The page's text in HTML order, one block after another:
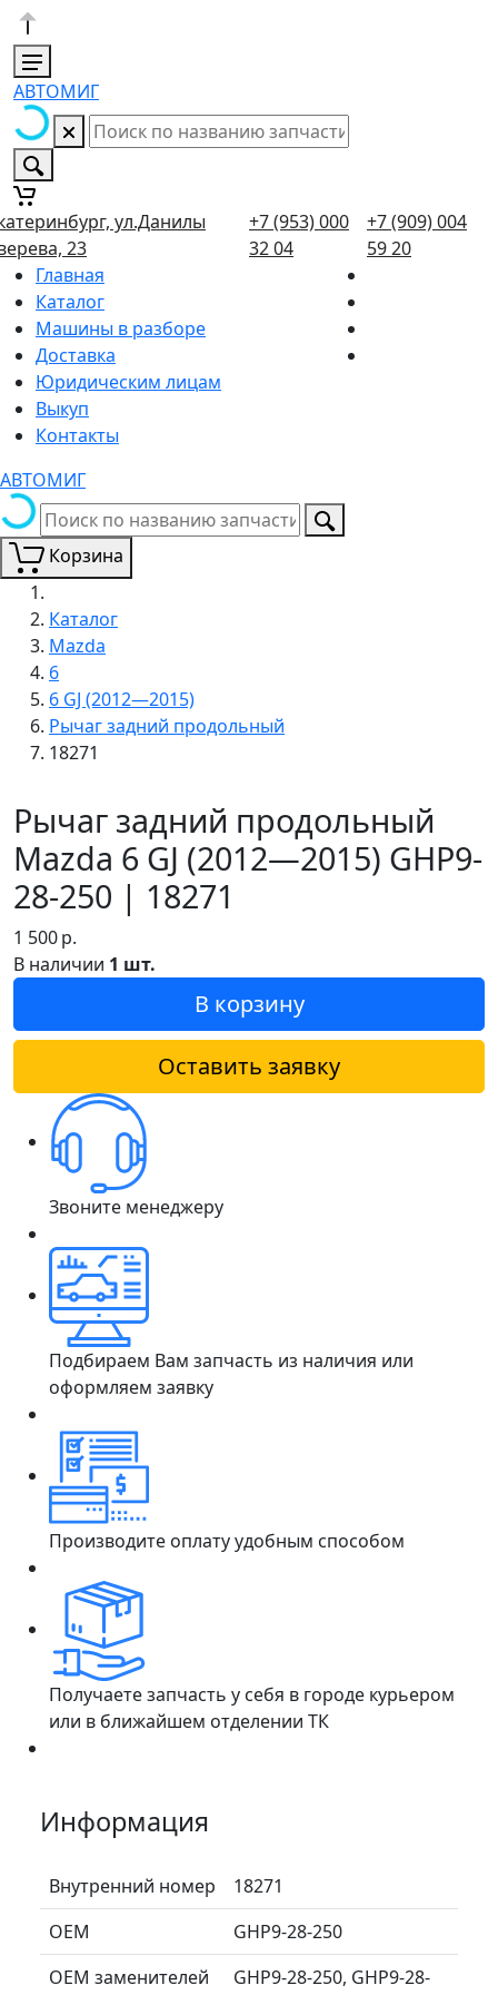
АВТОМИГ
ул.Данилы
23
+7 (953) 000
32 04
+7 (909) 004
59 20
Главная
Каталог
Машины в разборе
Доставка
Юридическим лицам
Выкуп
Контакты
АВТОМИГ
Корзина
Каталог
Mazda
6
6 GJ (2012—2015)
Рычаг задний продольный
18271
Рычаг задний продольный
Mazda 6 GJ (2012—2015) GHP9-
28-250 | 18271
1 500р.
В наличии 1 шт.
В корзину
Оставить заявку
Звоните менеджеру
Подбираем Вам запчасть из наличия или
оформляем заявку
Производите оплату удобным способом
Получаете запчасть у себя в городе курьером
или в ближайшем отделении ТК
Информация
Внутренний номер
18271
ОЕМ
GHP9-28-250
ОЕМ заменителей
GHP9-28-250, GHP9-28-